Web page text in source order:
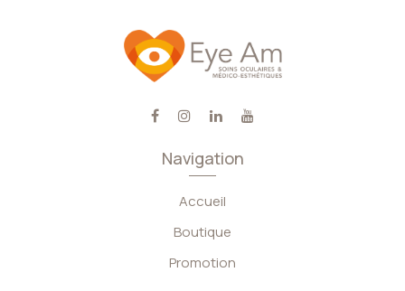
Navigation
Accueil
Boutique
Promotion